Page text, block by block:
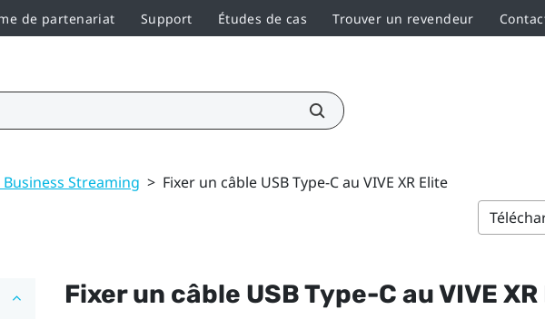
de partenariat Support Études de cas Trouver un revendeur
Business Streaming > Fixer un câble USB Type-C au VIVE XR Elite
Fixer un câble USB Type-C auVIVE